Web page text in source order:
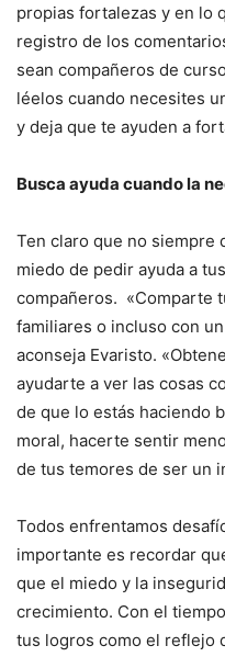
propias fortalezas y en lo
registro de los
sean compañeros de
léelos cuando necesites
y deja que te ayuden a
Busca ayuda cuando la
Ten claro que no siempre
miedo de pedir ayuda a
compañeros. «Comparte
familiares o incluso con
aconseja Evaristo.
ayudarte a ver las cosas
de que lo estás haciendo
moral, hacerte sentir
de tus temores de ser un
Todos enfrentamos
importante es recordar
que el miedo y la
crecimiento. Con el
tus logros como el reflejo